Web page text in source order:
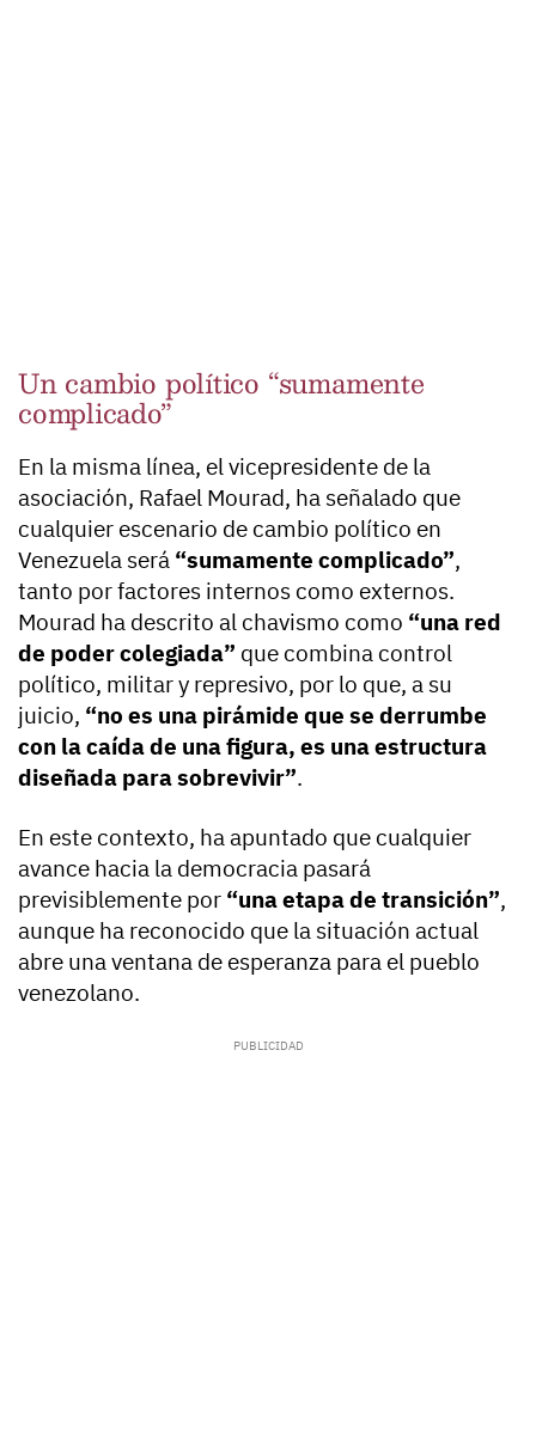
Un cambio político “sumamente
complicado”
En la misma línea, el vicepresidente de la
asociación, Rafael Mourad, ha señalado que
cualquier escenario de cambio político en
Venezuela será “sumamente complicado”,
tanto por factores internos como externos.
Mourad ha descrito al chavismo como “una red
de poder colegiada” que combina control
político, militar y represivo, por lo que, a su
juicio, “no es una pirámide que se derrumbe
con la caída de una figura, es una estructura
diseñada para sobrevivir”.
En este contexto, ha apuntado que cualquier
avance hacia la democracia pasará
previsiblemente por “una etapa de transición”,
aunque ha reconocido que la situación actual
abre una ventana de esperanza para el pueblo
venezolano.